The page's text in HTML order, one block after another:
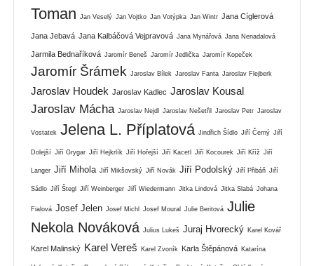
Toman
Jan Veselý Jan Vojtko Jan Votýpka Jan Wintr Jana Cíglerová
Jana Jebavá Jana Kalbáčová Vejpravová Jana Mynářová Jana Nenadalová
Jarmila Bednaříková Jaromír Beneš Jaromír Jedlička Jaromír Kopeček
Jaromír Šrámek Jaroslav Bílek Jaroslav Fanta Jaroslav Flejberk
Jaroslav Houdek Jaroslav Kadlec Jaroslav Kousal
Jaroslav Mácha Jaroslav Nejdl Jaroslav Nešetřil Jaroslav Petr Jaroslav
Vostatek Jelena L. Příplatová Jindřich Šídlo Jiří Černý Jiří
Dolejší Jiří Grygar Jiří Hejkrlík Jiří Hořejší Jiří Kacetl Jiří Kocourek Jiří Kříž Jiří
Langer Jiří Mihola Jiří Mikšovský Jiří Novák Jiří Podolský Jiří Přibáň Jiří
Sádlo Jiří Štegl Jiří Weinberger Jiří Wiedermann Jitka Lindová Jitka Slabá Johana
Fialová Josef Jelen Josef Michl Josef Moural Julie Beritová Julie
Nekola Nováková Julius Lukeš Juraj Hvorecký Karel Kovář
Karel Malinský Karel Vereš Karel Zvoník Karla Štěpánová Katarína